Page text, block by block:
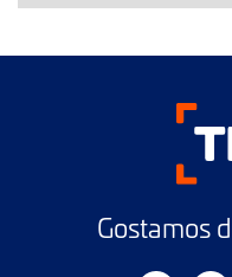
Gostamos